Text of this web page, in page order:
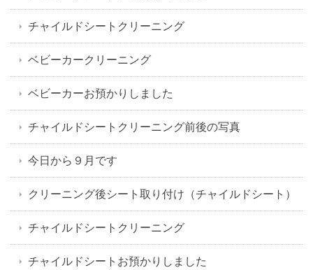
チャイルドシートクリーニング
ベビーカークリーニング
ベビーカーお預かりしました
チャイルドシートクリーニング前後の写真
今日から９月です
クリーニング後シート取り付け（チャイルドシート）
チャイルドシートクリーニング
チャイルドシートお預かりしました